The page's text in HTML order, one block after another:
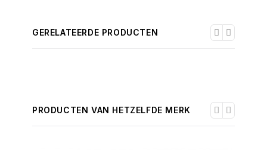
GERELATEERDE PRODUCTEN
PRODUCTEN VAN HETZELFDE MERK